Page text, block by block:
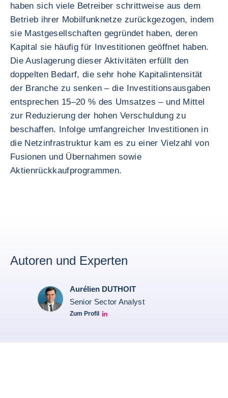
haben sich viele Betreiber schrittweise aus dem
Betrieb ihrer Mobilfunknetze zurückgezogen, indem
sie Mastgesellschaften gegründet haben, deren
Kapital sie häufig für Investitionen geöffnet haben.
Die Auslagerung dieser Aktivitäten erfüllt den
doppelten Bedarf, die sehr hohe Kapitalintensität
der Branche zu senken – die Investitionsausgaben
entsprechen 15–20 % des Umsatzes – und Mittel
zur Reduzierung der hohen Verschuldung zu
beschaffen. Infolge umfangreicher Investitionen in
die Netzinfrastruktur kam es zu einer Vielzahl von
Fusionen und Übernahmen sowie
Aktienrückkaufprogrammen.
Autoren und Experten
Aurélien DUTHOIT
Senior Sector Analyst
Zum Profil
Aurélien Duthoit Linkedin profile